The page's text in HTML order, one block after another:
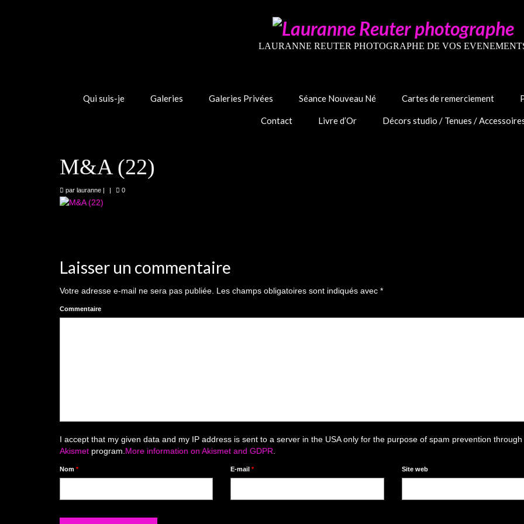
LAURANNE REUTER PHOTOGRAPHE DE VOS
Qui suis-je Galeries Galeries Privées Séance Nouveau Né Cartes de remerciement
Contact Livre d’Or Décors studio / Tenues /
M&A (22)
par lauranne | | 0
Laisser un commentaire
Votre adresse e-mail ne sera pas publiée. Les champs obligatoires sont indiqués avec *
Commentaire
I accept that my given data and my IP address is sent to a server in the USA only for the purpose of spam prevention through
Akismet program. More information on Akismet and GDPR
Nom * E-mail* Site web